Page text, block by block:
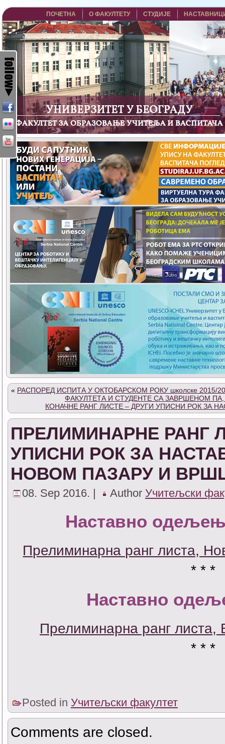
ПОЧЕТНА О ФАКУЛТЕТУ СТУДИЈЕ
« РАСПОРЕД ИСПИТА У ОКТОБАРСКОМ РОКУ школске 2015/
ФАКУЛТЕТА И СТУДЕНТЕ СА ЗАВРШЕНОМ
КОНАЧНЕ РАНГ ЛИСТЕ – ДРУГИ УПИСНИ РОК ЗА
ПРЕЛИМИНАРНЕ РАНГ
УПИСНИ РОК ЗА
НОВОМ ПАЗАРУ И
08. Sep 2016. | Author Учитељски
Наставно
Прелиминарна ранг листа,
* * *
Наставно
Прелиминарна ранг
* * *
Posted in Учитељски факултет
Comments are closed.